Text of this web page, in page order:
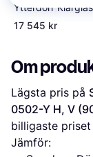
Ytterdörr
0502-Y V, H
17 545 kr
Om
Lägsta pris på
0502-Y H, V
billigaste
Jämför: